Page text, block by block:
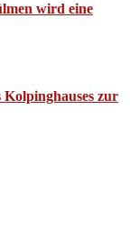
wird eine
Kolpinghauses zur